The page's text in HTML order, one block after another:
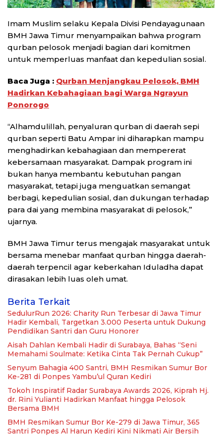
Imam Muslim selaku Kepala Divisi Pendayagunaan
BMH Jawa Timur menyampaikan bahwa program
qurban pelosok menjadi bagian dari komitmen
untuk memperluas manfaat dan kepedulian sosial.
Baca Juga : Qurban Menjangkau Pelosok, BMH
Hadirkan Kebahagiaan bagi Warga Ngrayun
Ponorogo
“Alhamdulillah, penyaluran qurban di daerah sepi
qurban seperti Batu Ampar ini diharapkan mampu
menghadirkan kebahagiaan dan mempererat
kebersamaan masyarakat. Dampak program ini
bukan hanya membantu kebutuhan pangan
masyarakat, tetapi juga menguatkan semangat
berbagi, kepedulian sosial, dan dukungan terhadap
para dai yang membina masyarakat di pelosok,”
ujarnya.
BMH Jawa Timur terus mengajak masyarakat untuk
bersama menebar manfaat qurban hingga daerah-
daerah terpencil agar keberkahan Iduladha dapat
dirasakan lebih luas oleh umat.
Berita Terkait
SedulurRun 2026: Charity Run Terbesar di Jawa Timur
Hadir Kembali, Targetkan 3.000 Peserta untuk Dukung
Pendidikan Santri dan Guru Honorer
Aisah Dahlan Kembali Hadir di Surabaya, Bahas “Seni
Memahami Soulmate: Ketika Cinta Tak Pernah Cukup”
Senyum Bahagia 400 Santri, BMH Resmikan Sumur Bor
Ke-281 di Ponpes Yambu’ul Quran Kediri
Tokoh Inspiratif Radar Surabaya Awards 2026, Kiprah Hj.
dr. Rini Yulianti Hadirkan Manfaat hingga Pelosok
Bersama BMH
BMH Resmikan Sumur Bor Ke-279 di Jawa Timur, 365
Santri Ponpes Al Harun Kediri Kini Nikmati Air Bersih